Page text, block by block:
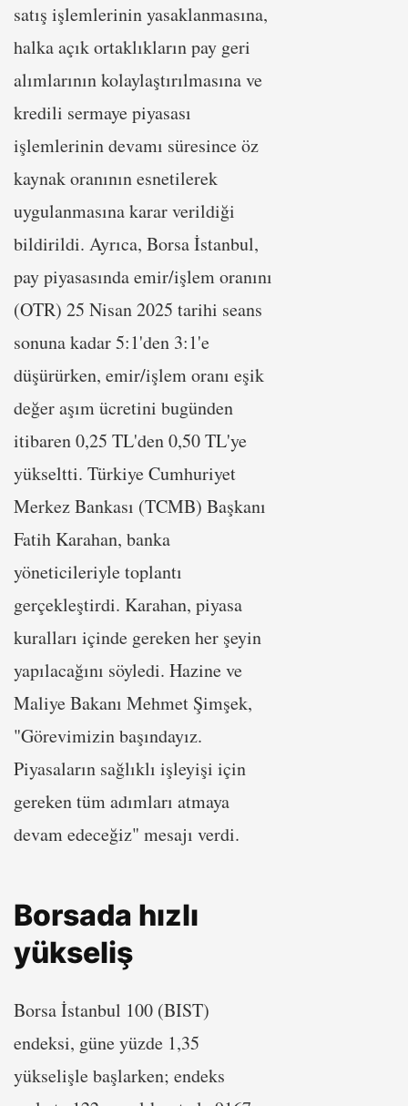
satış işlemlerinin yasaklanmasına,
halka açık ortaklıkların pay geri
alımlarının kolaylaştırılmasına ve
kredili sermaye piyasası
işlemlerinin devamı süresince öz
kaynak oranının esnetilerek
uygulanmasına karar verildiği
bildirildi. Ayrıca, Borsa İstanbul,
pay piyasasında emir/işlem oranını
(OTR) 25 Nisan 2025 tarihi seans
sonuna kadar 5:1'den 3:1'e
düşürürken, emir/işlem oranı eşik
değer aşım ücretini bugünden
itibaren 0,25 TL'den 0,50 TL'ye
yükseltti. Türkiye Cumhuriyet
Merkez Bankası (TCMB) Başkanı
Fatih Karahan, banka
yöneticileriyle toplantı
gerçekleştirdi. Karahan, piyasa
kuralları içinde gereken her şeyin
yapılacağını söyledi. Hazine ve
Maliye Bakanı Mehmet Şimşek,
"Görevimizin başındayız.
Piyasaların sağlıklı işleyişi için
gereken tüm adımları atmaya
devam edeceğiz" mesajı verdi.
Borsada hızlı
yükseliş
Borsa İstanbul 100 (BIST)
endeksi, güne yüzde 1,35
yükselişle başlarken; endeks